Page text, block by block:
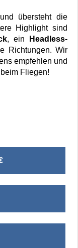
übersteht die
Highlight sind
, ein
Headless-
Richtungen. Wir
empfehlen und
Fliegen!